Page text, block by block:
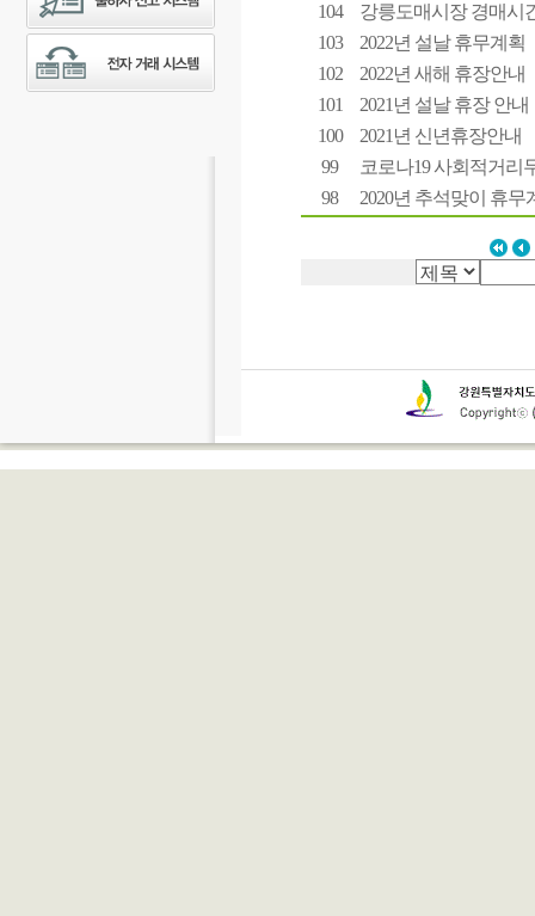
104
강릉도매시장 경매시
103
2022년 설날 휴무계획
102
2022년 새해 휴장안내
101
2021년 설날 휴장 안내
100
2021년 신년휴장안내
99
코로나19 사회적거리
98
2020년 추석맞이 휴무